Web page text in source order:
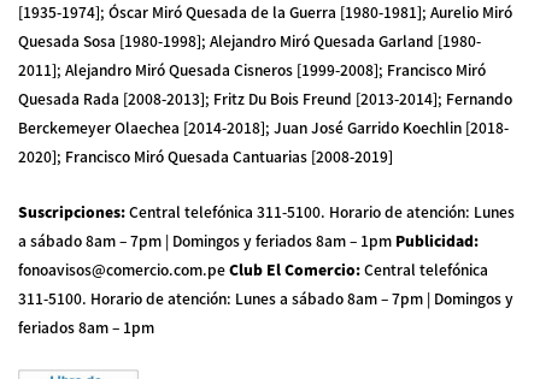
[1935-1974]; Óscar Miró Quesada de la Guerra [1980-1981]; Aurelio Miró
Quesada Sosa [1980-1998]; Alejandro Miró Quesada Garland [1980-
2011]; Alejandro Miró Quesada Cisneros [1999-2008]; Francisco Miró
Quesada Rada [2008-2013]; Fritz Du Bois Freund [2013-2014]; Fernando
Berckemeyer Olaechea [2014-2018]; Juan José Garrido Koechlin [2018-
2020]; Francisco Miró Quesada Cantuarias [2008-2019]
Suscripciones:Central telefónica 311-5100. Horario de atención: Lunes
a sábado 8am – 7pm | Domingos y feriados 8am – 1pm Publicidad:
fonoavisos@comercio.com.peClub El Comercio:Central telefónica
311-5100. Horario de atención: Lunes a sábado 8am – 7pm | Domingos y
feriados 8am – 1pm